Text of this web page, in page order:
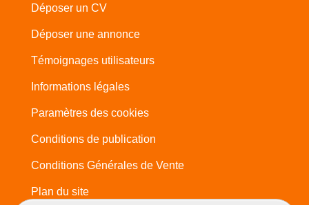
Déposer un CV
Déposer une annonce
Témoignages utilisateurs
Informations légales
Paramètres des cookies
Conditions de publication
Conditions Générales de Vente
Plan du site